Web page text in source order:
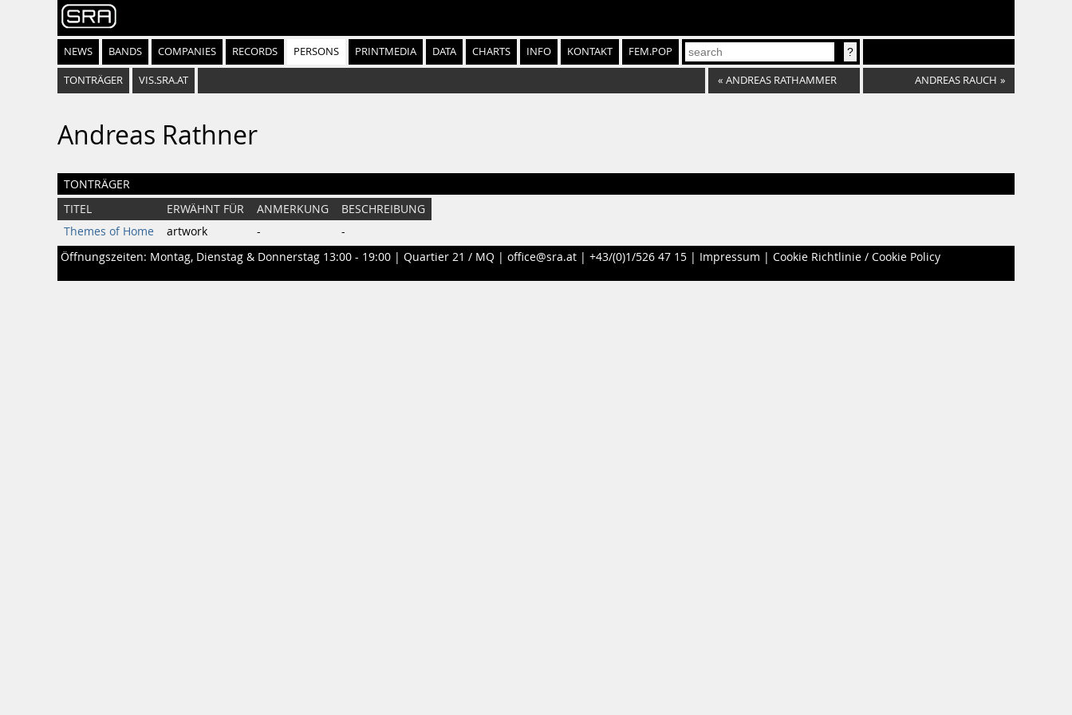
NEWS BANDS COMPANIES RECORDS PERSONS PRINTMEDIA DATA CHARTS INFO KONTAKT FEM.POP
TONTRÄGER VIS.SRA.AT « ANDREAS RATHAMMER ANDREAS RAUCH »
Andreas Rathner
TONTRÄGER
TITEL ERWÄHNT FÜR ANMERKUNG
BESCHREIBUNG
Themes of Home
artwork -
-
Öffnungszeiten: Montag, Dienstag & Donnerstag 13:00 - 19:00 | Quartier 21 / MQ | office@sra.at | +43/(0)1/526 47 15 | Impressum | Cookie Richtlinie / Cookie Policy